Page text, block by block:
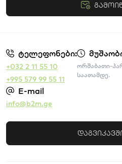
წესები და
ტელეფონები:
+032 2 11 55 10
+995 579 99 55 11
ორშაბათი-
საათამდე.
E-mail
info@b2m.ge